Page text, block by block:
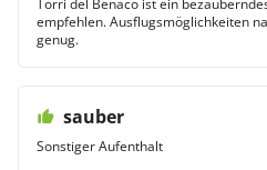
Torri del Benaco ist ein
empfehlen. Ausflugsmöglichkeiten
genug.
sauber
Sonstiger Aufenthalt